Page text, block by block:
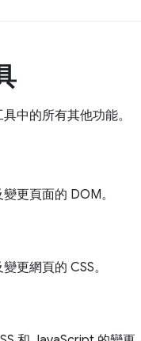
中的所有其他功能。
更頁面的 DOM。
更網頁的 CSS。